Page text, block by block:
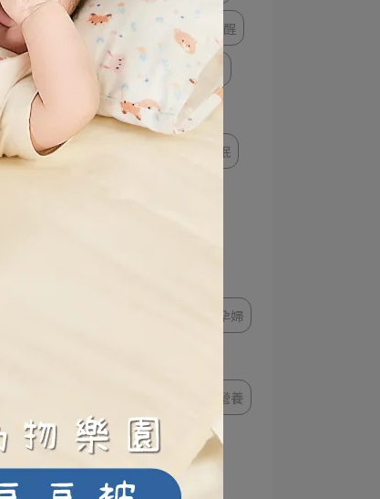
月亮枕推薦 寶寶半夜一直醒
嬰兒包巾推薦 寶寶睡過夜
孕婦腳酸 孕婦按摩保養
孕婦裝 孕婦睡眠
孕婦
孕婦營養
懷孕體質 孕婦內衣
孕婦穿搭 孕期焦慮